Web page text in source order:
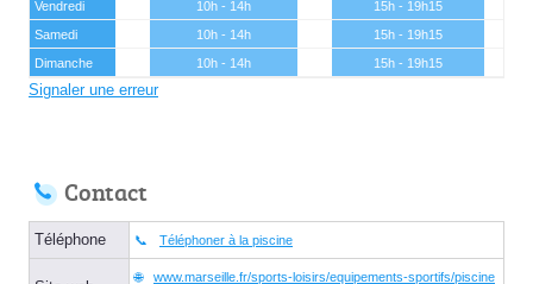
Vendredi
10h - 14h
15h - 19h15
Samedi
10h - 14h
15h - 19h15
Dimanche
10h - 14h 15h - 19h15
Signaler une erreur
Contact
Téléphone Téléphoner à la piscine
www.marseille.fr/sports-loisirs/equipements-sportifs/piscine